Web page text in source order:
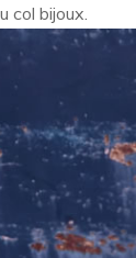
col bijoux.